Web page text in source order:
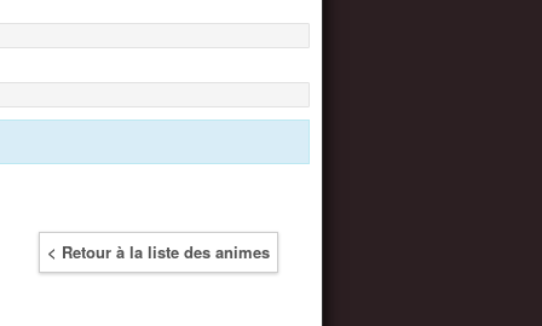
< Retour à la liste des animes